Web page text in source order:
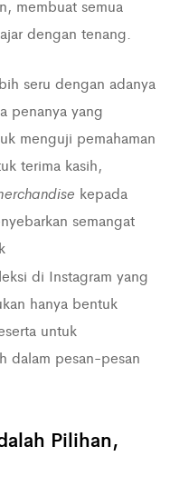
membuat semua
dengan tenang.
seru dengan adanya
penanya yang
menguji pemahaman
terima kasih,
kepada
semangat
di Instagram yang
hanya bentuk
untuk
dalam pesan-pesan
Pilihan,